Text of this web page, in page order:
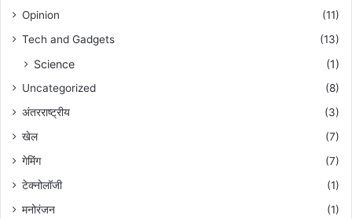
Opinion
(11)
Tech and Gadgets
(13)
Science (1)
Uncategorized
(8)
अंतरराष्ट्रीय
(3)
खेल
(7)
गेमिंग
(7)
टेक्नोलॉजी
(1)
मनोरंजन
(1)